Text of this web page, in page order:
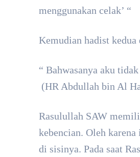
menggunakan celak’ “
Kemudian hadist
“ Bahwasanya aku
(HR Abdullah bin Al
Rasulullah SAW
kebencian. Oleh
di sisinya. Pada saat